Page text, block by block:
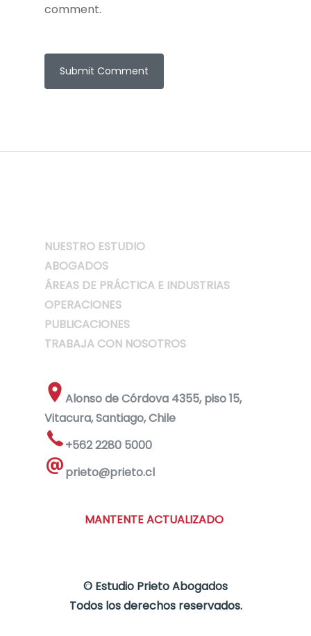
comment.
NUESTRO ESTUDIO
ABOGADOS
ÁREAS DE PRÁCTICA E INDUSTRIAS
OPERACIONES
PUBLICACIONES
TRABAJA CON NOSOTROS
Alonso de Córdova 4355, piso 15,
Vitacura, Santiago, Chile
+562 2280 5000
prieto@prieto.cl
MANTENTE ACTUALIZADO
© Estudio Prieto Abogados
Todos los derechos reservados.